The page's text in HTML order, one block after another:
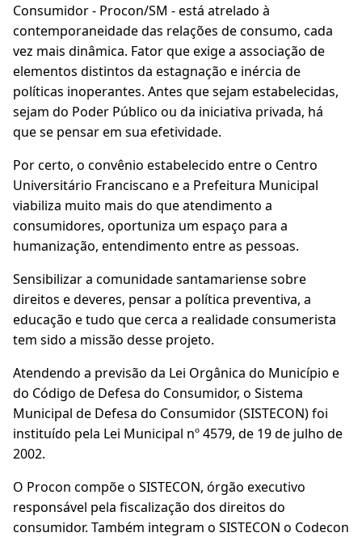
Consumidor - Procon/SM - está atrelado à
contemporaneidade das relações de consumo, cada
vez mais dinâmica. Fator que exige a associação de
elementos distintos da estagnação e inércia de
políticas inoperantes. Antes que sejam estabelecidas,
sejam do Poder Público ou da iniciativa privada, há
que se pensar em sua efetividade.
Por certo, o convênio estabelecido entre o Centro
Universitário Franciscano e a Prefeitura Municipal
viabiliza muito mais do que atendimento a
consumidores, oportuniza um espaço para a
humanização, entendimento entre as pessoas.
Sensibilizar a comunidade santamariense sobre
direitos e deveres, pensar a política preventiva, a
educação e tudo que cerca a realidade consumerista
tem sido a missão desse projeto.
Atendendo a previsão da Lei Orgânica do Município e
do Código de Defesa do Consumidor, o Sistema
Municipal de Defesa do Consumidor (SISTECON) foi
instituído pela Lei Municipal nº 4579, de 19 de julho de
2002.
O Procon compõe o SISTECON, órgão executivo
responsável pela fiscalização dos direitos do
consumidor. Também integram o SISTECON o Codecon